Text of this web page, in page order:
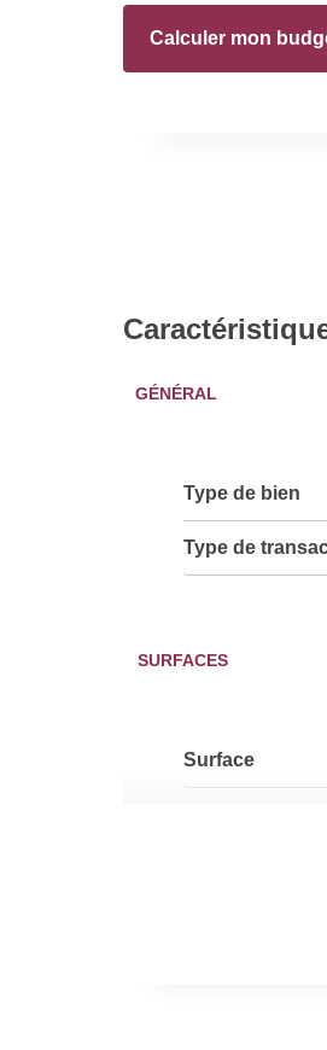
Calculer mon
GÉNÉRAL
Type de bien
Type de
SURFACES
Surface